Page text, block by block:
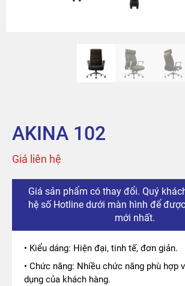
AKINA 102
Giá liên hệ
Giá sản phẩm có thay đổi. Quý
hệ số Hotline dưới màn hình để
mới nhất.
• Kiểu dáng: Hiện đại, tinh tế, đơn giản.
• Chức năng: Nhiều chức năng phù hợp
dụng của khách hàng.